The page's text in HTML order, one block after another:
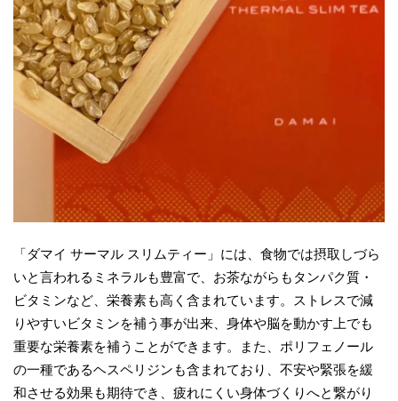
「ダマイ サーマル スリムティー」には、食物では摂取しづら
いと言われるミネラルも豊富で、お茶ながらもタンパク質・
ビタミンなど、栄養素も高く含まれています。ストレスで減
りやすいビタミンを補う事が出来、身体や脳を動かす上でも
重要な栄養素を補うことができます。また、ポリフェノール
の一種であるヘスペリジンも含まれており、不安や緊張を緩
和させる効果も期待でき、疲れにくい身体づくりへと繋がり